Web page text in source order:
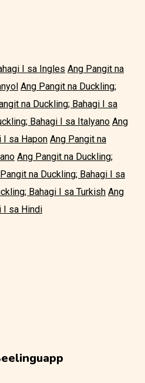
I sa Ingles Ang Pangit na
Ang Pangit na Duckling;
na Duckling; Bahagi I sa
Bahagi I sa Italyano Ang
I sa Hapon Ang Pangit na
Ang Pangit na Duckling;
na Duckling; Bahagi I sa
Bahagi I sa Turkish Ang
I sa Hindi